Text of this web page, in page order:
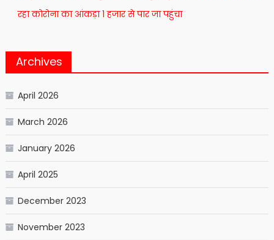
रहा कोरोना का आंकड़ा 1 हजार से पार जा पहुंचा
Archives
April 2026
March 2026
January 2026
April 2025
December 2023
November 2023